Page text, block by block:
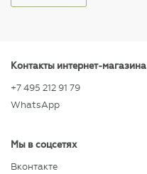
Контакты интернет-магазина
+7 495 212 91 79
WhatsApp
Мы в соцсетях
Вконтакте